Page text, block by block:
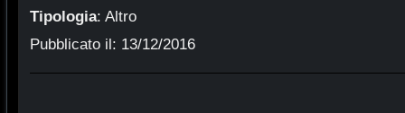
Tipologia: Altro
Pubblicato il: 13/12/2016